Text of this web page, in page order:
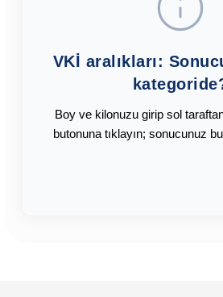
VKİ aralıkları:
Boy ve kilonuzu girip sol
butonuna tıklayın; sonucunuz